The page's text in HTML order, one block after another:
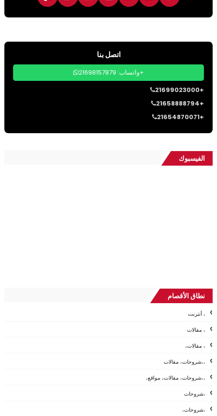
اتصل بنا
واتساب: 21698157879+
21699023000+
21658888794+
21654870071+
الفيسبوك
نطاق الأقصام
، أنترنت
، مقالات
، مقالات،
،،شروحات، مقالات
،،شروحات، مقالات، مواقع،
،شروحات
،شروحات،